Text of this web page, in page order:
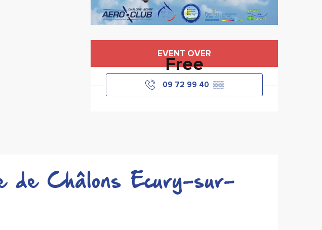
Horário e contactos
EVENT OVER
Free
09 72 99 40 ▒▒
de Châlons Ecury-sur-